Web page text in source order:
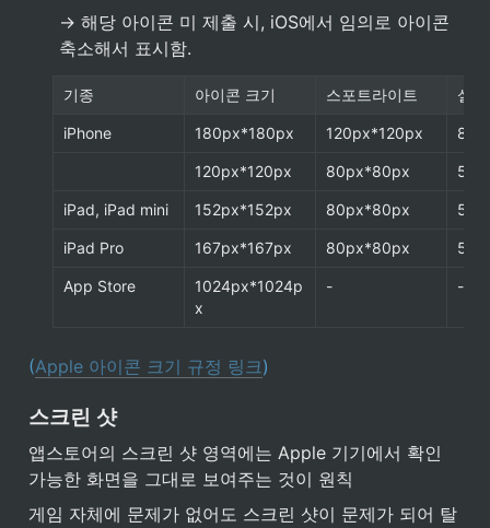
→ 해당 아이콘 미 제출 시, iOS에서 임의로 아이콘
축소해서 표시함.
기종 아이콘 크기 스포트라이트 설정
iPhone 180px*180px 120px*120px
120px*120px 80px*80px
iPad, iPad mini 152px*152px 80px*80px
iPad Pro 167px*167px 80px*80px
App Store
1024px*1024p
x
- -
(Apple 아이콘 크기 규정 링크)
스크린 샷
앱스토어의 스크린 샷 영역에는 Apple 기기에서 확인
가능한 화면을 그대로 보여주는 것이 원칙
게임 자체에 문제가 없어도 스크린 샷이 문제가 되어 탈